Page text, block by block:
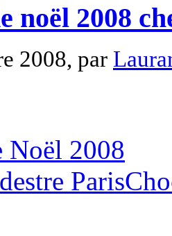
noël 2008
2008, par
Noël 2008